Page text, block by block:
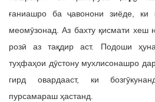
ғаниашро ба ҷавонони зиёде, ки
меомӯзонад. Аз бахту қисмати хеш
розӣ аз тақдир аст. Подоши
туҳфаҳои дӯстону мухлисонашро
гирд овардааст, ки
пурсамараш ҳастанд.